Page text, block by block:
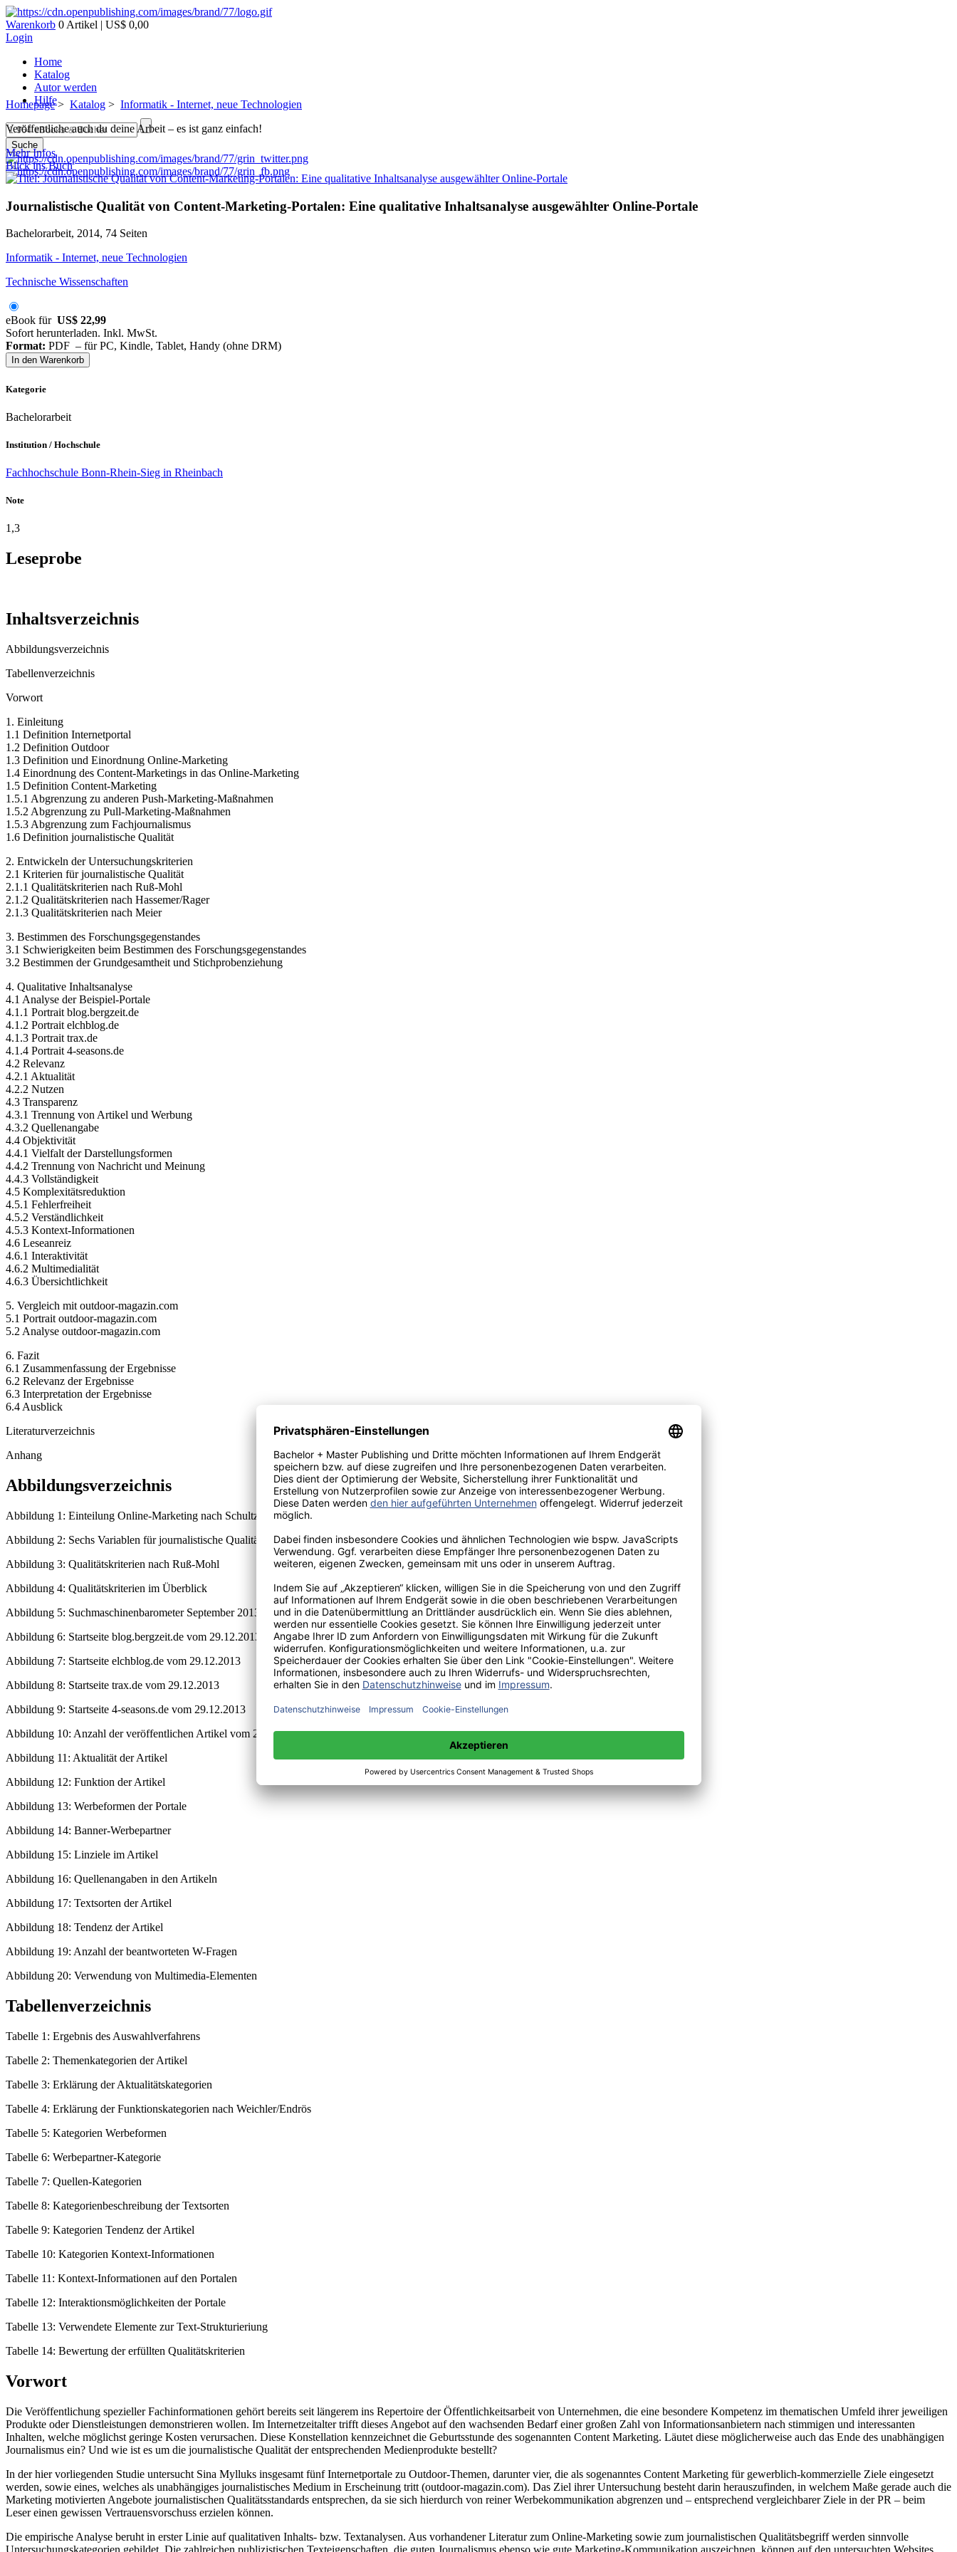
Warenkorb 0 Artikel | US$ 0,00
Login
Home
Katalog
Autor werden
Hilfe
Suche
Homepage> Katalog > Informatik - Internet, neue Technologien
Veröffentliche auch du deine Arbeit – es ist ganz einfach!
Mehr Infos
Blick ins Buch
Journalistische Qualität von Content-Marketing-Portalen: Eine qualitative Inhaltsanalyse ausgewählter Online-Portale
Bachelorarbeit, 2014, 74 Seiten
Informatik - Internet, neue Technologien
Technische Wissenschaften
eBook für US$ 22,99
Sofort herunterladen. Inkl. MwSt.
Format: PDF – für PC, Kindle, Tablet, Handy (ohne DRM)
In den Warenkorb
Kategorie
Bachelorarbeit
Institution / Hochschule
Fachhochschule Bonn-Rhein-Sieg in Rheinbach
Note
1,3
Leseprobe
Inhaltsverzeichnis
Abbildungsverzeichnis
Tabellenverzeichnis
Vorwort
1. Einleitung
1.1 Definition Internetportal
1.2 Definition Outdoor
1.3 Definition und Einordnung Online-Marketing
1.4 Einordnung des Content-Marketings in das Online-Marketing
1.5 Definition Content-Marketing
1.5.1 Abgrenzung zu anderen Push-Marketing-Maßnahmen
1.5.2 Abgrenzung zu Pull-Marketing-Maßnahmen
1.5.3 Abgrenzung zum Fachjournalismus
1.6 Definition journalistische Qualität
2. Entwickeln der Untersuchungskriterien
2.1 Kriterien für journalistische Qualität
2.1.1 Qualitätskriterien nach Ruß-Mohl
2.1.2 Qualitätskriterien nach Hassemer/Rager
2.1.3 Qualitätskriterien nach Meier
3. Bestimmen des Forschungsgegenstandes
3.1 Schwierigkeiten beim Bestimmen des Forschungsgegenstandes
3.2 Bestimmen der Grundgesamtheit und Stichprobenziehung
4. Qualitative Inhaltsanalyse
4.1 Analyse der Beispiel-Portale
4.1.1 Portrait blog.bergzeit.de
4.1.2 Portrait elchblog.de
4.1.3 Portrait trax.de
4.1.4 Portrait 4-seasons.de
4.2 Relevanz
4.2.1 Aktualität
4.2.2 Nutzen
4.3 Transparenz
4.3.1 Trennung von Artikel und Werbung
4.3.2 Quellenangabe
4.4 Objektivität
4.4.1 Vielfalt der Darstellungsformen
4.4.2 Trennung von Nachricht und Meinung
4.4.3 Vollständigkeit
4.5 Komplexitätsreduktion
4.5.1 Fehlerfreiheit
4.5.2 Verständlichkeit
4.5.3 Kontext-Informationen
4.6 Leseanreiz
4.6.1 Interaktivität
4.6.2 Multimedialität
4.6.3 Übersichtlichkeit
5. Vergleich mit outdoor-magazin.com
5.1 Portrait outdoor-magazin.com
5.2 Analyse outdoor-magazin.com
6. Fazit
6.1 Zusammenfassung der Ergebnisse
6.2 Relevanz der Ergebnisse
6.3 Interpretation der Ergebnisse
6.4 Ausblick
Literaturverzeichnis
Anhang
Abbildungsverzeichnis
Abbildung 1: Einteilung Online-Marketing nach Schultz und Lammenett
Abbildung 2: Sechs Variablen für journalistische Qualität nach Ruß-Mohl
Abbildung 3: Qualitätskriterien nach Ruß-Mohl
Abbildung 4: Qualitätskriterien im Überblick
Abbildung 5: Suchmaschinenbarometer September 2013
Abbildung 6: Startseite blog.bergzeit.de vom 29.12.2013
Abbildung 7: Startseite elchblog.de vom 29.12.2013
Abbildung 8: Startseite trax.de vom 29.12.2013
Abbildung 9: Startseite 4-seasons.de vom 29.12.2013
Abbildung 10: Anzahl der veröffentlichen Artikel vom 29.11.2013 bis 29.12.2013
Abbildung 11: Aktualität der Artikel
Abbildung 12: Funktion der Artikel
Abbildung 13: Werbeformen der Portale
Abbildung 14: Banner-Werbepartner
Abbildung 15: Linziele im Artikel
Abbildung 16: Quellenangaben in den Artikeln
Abbildung 17: Textsorten der Artikel
Abbildung 18: Tendenz der Artikel
Abbildung 19: Anzahl der beantworteten W-Fragen
Abbildung 20: Verwendung von Multimedia-Elementen
Tabellenverzeichnis
Tabelle 1: Ergebnis des Auswahlverfahrens
Tabelle 2: Themenkategorien der Artikel
Tabelle 3: Erklärung der Aktualitätskategorien
Tabelle 4: Erklärung der Funktionskategorien nach Weichler/Endrös
Tabelle 5: Kategorien Werbeformen
Tabelle 6: Werbepartner-Kategorie
Tabelle 7: Quellen-Kategorien
Tabelle 8: Kategorienbeschreibung der Textsorten
Tabelle 9: Kategorien Tendenz der Artikel
Tabelle 10: Kategorien Kontext-Informationen
Tabelle 11: Kontext-Informationen auf den Portalen
Tabelle 12: Interaktionsmöglichkeiten der Portale
Tabelle 13: Verwendete Elemente zur Text-Strukturieriung
Tabelle 14: Bewertung der erfüllten Qualitätskriterien
Vorwort
Die Veröffentlichung spezieller Fachinformationen gehört bereits seit längerem ins Repertoire der Öffentlichkeitsarbeit von Unternehmen, die eine besondere Kompetenz im thematischen Umfeld ihrer jeweiligen
Produkte oder Dienstleistungen demonstrieren wollen. Im Internetzeitalter trifft dieses Angebot auf den wachsenden Bedarf einer großen Zahl von Informationsanbietern nach stimmigen und interessanten
Inhalten, welche möglichst geringe Kosten verursachen. Diese Konstellation kennzeichnet die Geburtsstunde des sogenannten Content Marketing. Läutet diese möglicherweise auch das Ende des unabhängigen
Journalismus ein? Und wie ist es um die journalistische Qualität der entsprechenden Medienprodukte bestellt?
In der hier vorliegenden Studie untersucht Sina Mylluks insgesamt fünf Internetportale zu Outdoor-Themen, darunter vier, die als sogenanntes Content Marketing für gewerblich-kommerzielle Ziele eingesetzt
werden, sowie eines, welches als unabhängiges journalistisches Medium in Erscheinung tritt (outdoor-magazin.com). Das Ziel ihrer Untersuchung besteht darin herauszufinden, in welchem Maße gerade auch die
Marketing motivierten Angebote journalistischen Qualitätsstandards entsprechen, da sie sich hierdurch von reiner Werbekommunikation abgrenzen und – entsprechend vergleichbarer Ziele in der PR – beim
Leser einen gewissen Vertrauensvorschuss erzielen können.
Die empirische Analyse beruht in erster Linie auf qualitativen Inhalts- bzw. Textanalysen. Aus vorhandener Literatur zum Online-Marketing sowie zum journalistischen Qualitätsbegriff werden sinnvolle
Untersuchungskategorien gebildet. Die zahlreichen publizistischen Texteigenschaften, die guten Journalismus ebenso wie gute Marketing-Kommunikation auszeichnen, können auf den untersuchten Websites